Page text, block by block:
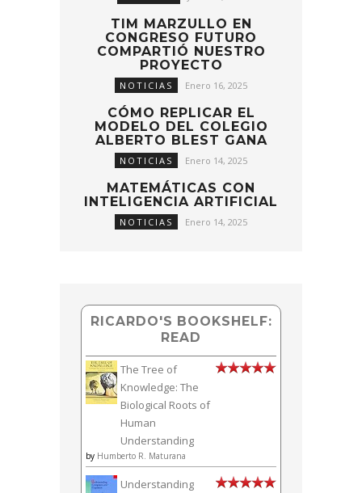
TIM MARZULLO EN
CONGRESO FUTURO
COMPARTIÓ NUESTRO
PROYECTO
NOTICIAS Enero 16, 2025
CÓMO REPLICAR EL
MODELO DEL COLEGIO
ALBERTO BLEST GANA
NOTICIAS Enero 14, 2025
MATEMÁTICAS CON
INTELIGENCIA ARTIFICIAL
NOTICIAS Enero 14, 2025
RICARDO'S BOOKSHELF:
READ
The Tree of
Knowledge: The
Biological Roots of
Human
Understanding
by Humberto R. Maturana
Understanding